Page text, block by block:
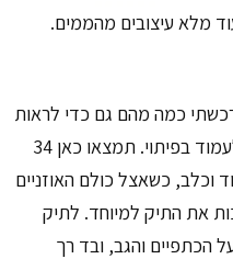
מלא עיצובים מהממים.
כמה מהם גם כדי לראות
אם הם איכותיים וגם כי לא יכולתי לעמוד בפיתוי. תמצאו כאן 34
וכלב, כשאצל כולם האוזניים
את התיק למיוחד. לתיק
הכתפיים והגב, ובד רך